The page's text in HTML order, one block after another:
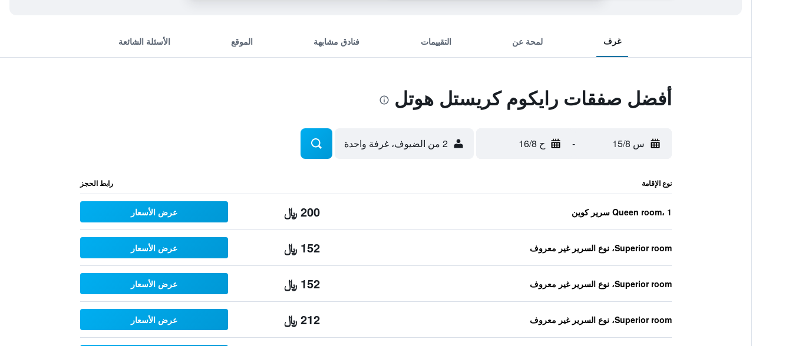
غرف لمحة عن التقييمات فنادق مشابهة الموقع الأسئلة الشائعة
أفضل صفقات رايكوم كريستل هوتل
س 15/8 - ح 16/8 2 من الضيوف، غرفة واحدة
نوع الإقامة رابط الحجز
Queen room، 1 سرير كوين 200 ﷼ عرض الأسعار
Superior room، نوع السرير غير معروف 152 ﷼ عرض الأسعار
Superior room، نوع السرير غير معروف 152 ﷼ عرض الأسعار
Superior room، نوع السرير غير معروف 212 ﷼ عرض الأسعار